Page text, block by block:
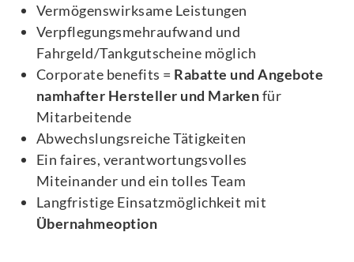
Vermögenswirksame Leistungen
Verpflegungsmehraufwand und
Fahrgeld/Tankgutscheine möglich
Corporate benefits = Rabatte und Angebote
namhafter Hersteller und Markenfür
Mitarbeitende
Abwechslungsreiche Tätigkeiten
Ein faires, verantwortungsvolles
Miteinander und ein tolles Team
Langfristige Einsatzmöglichkeit mit
Übernahmeoption